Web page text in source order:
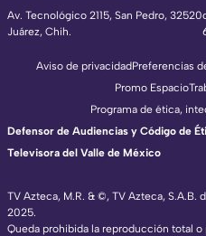
Av. Tecnológico 2115, San Pedro, 32520
Juárez, Chih.
TV Azteca, M.R. & ©, TV Azteca, S.A.B.
2025.
Queda prohibida la reproducción total
Aviso de privacidadPreferencias
Promo Espacio
Programa de ética,
Defensor de Audiencias y Código de
Televisora del Valle de México